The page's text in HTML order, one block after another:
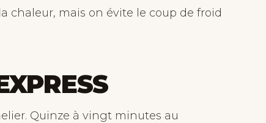
chaleur, mais on évite le coup de froid
Quinze à vingt minutes au